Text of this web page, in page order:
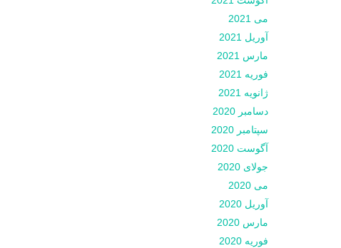
می 2021
آوریل 2021
مارس 2021
فوریه 2021
ژانویه 2021
دسامبر 2020
سپتامبر 2020
آگوست 2020
جولای 2020
می 2020
آوریل 2020
مارس 2020
فوریه 2020